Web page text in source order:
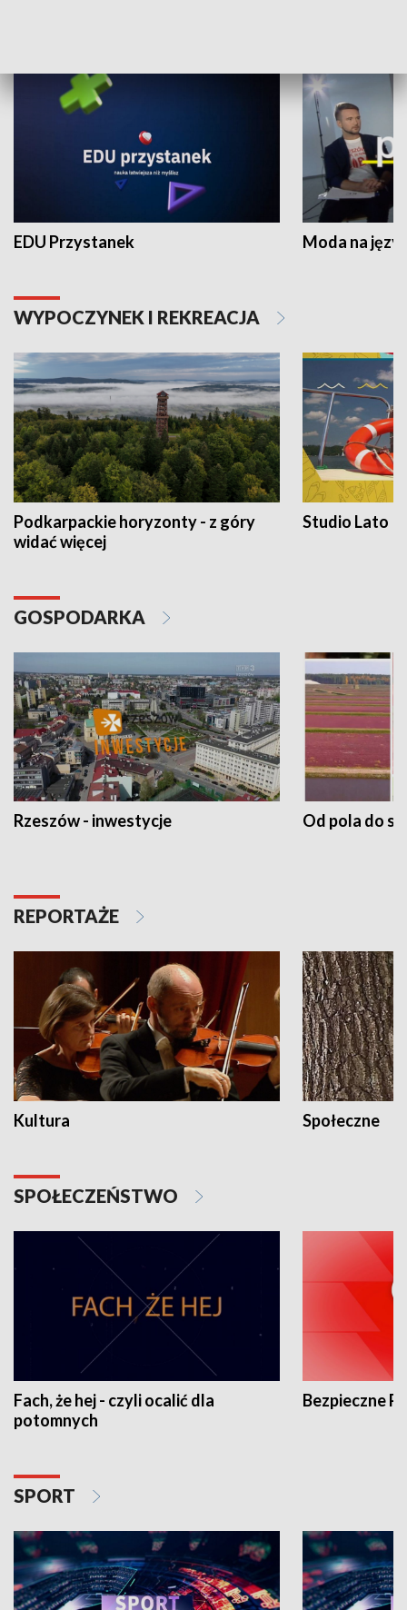
EDU Przystanek Moda na
WYPOCZYNEK I REKREACJA
Podkarpackie horyzonty - z góry
widać więcej
Studio Lato
GOSPODARKA
Rzeszów - inwestycje Od pola do
REPORTAŻE
Kultura Społeczne
SPOŁECZEŃSTWO
Fach, że hej - czyli ocalić dla
potomnych
Bezpieczne
SPORT